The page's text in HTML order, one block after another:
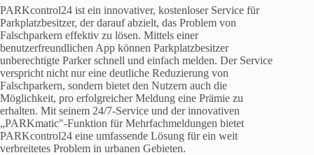
PARKcontrol24 ist ein innovativer, kostenloser Service für
Parkplatzbesitzer, der darauf abzielt, das Problem von
Falschparkern effektiv zu lösen. Mittels einer
benutzerfreundlichen App können Parkplatzbesitzer
unberechtigte Parker schnell und einfach melden. Der Service
verspricht nicht nur eine deutliche Reduzierung von
Falschparkern, sondern bietet den Nutzern auch die
Möglichkeit, pro erfolgreicher Meldung eine Prämie zu
erhalten. Mit seinem 24/7-Service und der innovativen
„PARKmatic"-Funktion für Mehrfachmeldungen bietet
PARKcontrol24 eine umfassende Lösung für ein weit
verbreitetes Problem in urbanen Gebieten.